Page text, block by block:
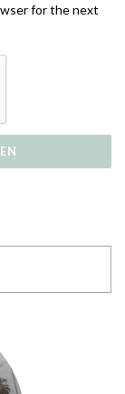
for the next